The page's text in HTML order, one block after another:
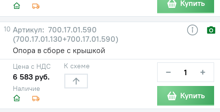
Купить
10
700.17.01.590
(700.17.01.130+700.17.01.590)
Опора в сборе с крышкой
Наличие
Цена с НДС
6 583 руб.
К схеме − +
Купить